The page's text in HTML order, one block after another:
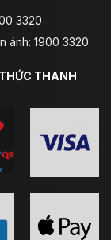
cao cấp
độ bền cao
độ rõ nét
năng chống
cứng bề
3320
ánh: 1900 3320
THANH